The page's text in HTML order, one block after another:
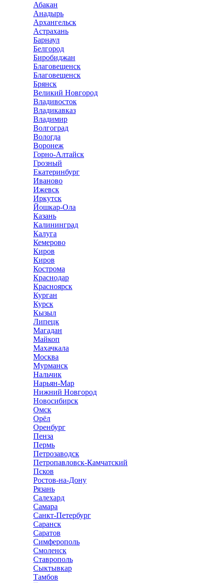
Абакан
Анадырь
Архангельск
Астрахань
Барнаул
Белгород
Биробиджан
Благовещенск
Благовещенск
Брянск
Великий Новгород
Владивосток
Владикавказ
Владимир
Волгоград
Вологда
Воронеж
Горно-Алтайск
Грозный
Екатеринбург
Иваново
Ижевск
Иркутск
Йошкар-Ола
Казань
Калининград
Калуга
Кемерово
Киров
Киров
Кострома
Краснодар
Красноярск
Курган
Курск
Кызыл
Липецк
Магадан
Майкоп
Махачкала
Москва
Мурманск
Нальчик
Нарьян-Мар
Нижний Новгород
Новосибирск
Омск
Орёл
Оренбург
Пенза
Пермь
Петрозаводск
Петропавловск-Камчатский
Псков
Ростов-на-Дону
Рязань
Салехард
Самара
Санкт-Петербург
Саранск
Саратов
Симферополь
Смоленск
Ставрополь
Сыктывкар
Тамбов